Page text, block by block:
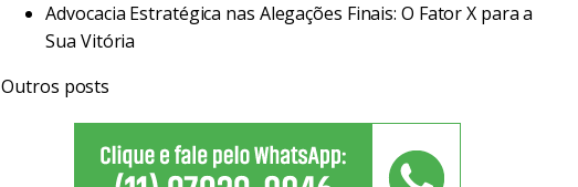
Advocacia Estratégica nas Alegações Finais: O Fator X para a
Sua Vitória
Outros posts